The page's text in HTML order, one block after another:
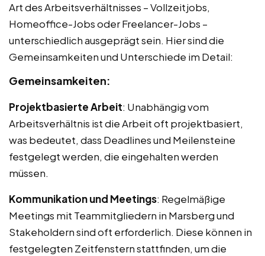
Art des Arbeitsverhältnisses – Vollzeitjobs,
Homeoffice-Jobs oder Freelancer-Jobs –
unterschiedlich ausgeprägt sein. Hier sind die
Gemeinsamkeiten und Unterschiede im Detail:
Gemeinsamkeiten:
Projektbasierte Arbeit: Unabhängig vom
Arbeitsverhältnis ist die Arbeit oft projektbasiert,
was bedeutet, dass Deadlines und Meilensteine
festgelegt werden, die eingehalten werden
müssen.
Kommunikation und Meetings: Regelmäßige
Meetings mit Teammitgliedern in Marsberg und
Stakeholdern sind oft erforderlich. Diese können in
festgelegten Zeitfenstern stattfinden, um die